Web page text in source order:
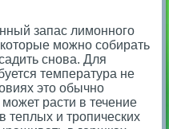
запас лимонного
можно собирать
снова. Для
температура не
это обычно
расти в течение
теплых и тропических